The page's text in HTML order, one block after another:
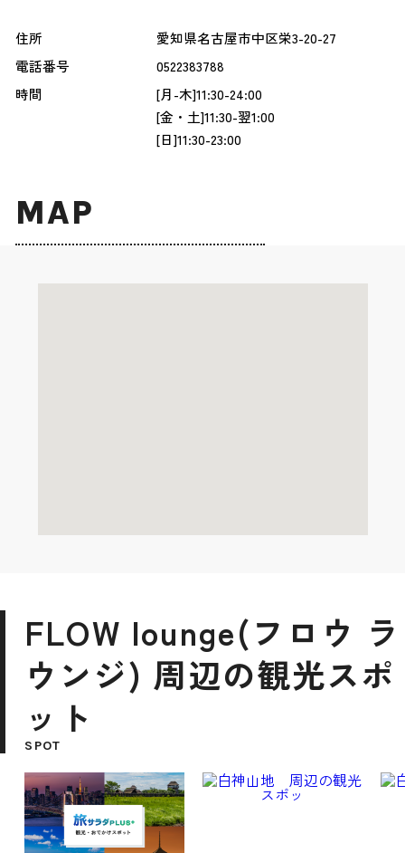
住所
愛知県名古屋市中区栄3-20-27
電話番号
0522383788
時間
[月-木]11:30-24:00
[金・土]11:30-翌1:00
[日]11:30-23:00
MAP
FLOW lounge(フロウ ラ
ウンジ) 周辺の観光スポ
ット
SPOT